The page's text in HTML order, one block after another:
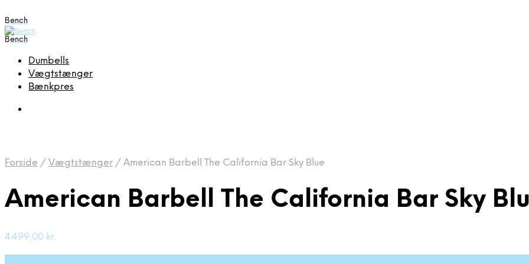
Bench
Bench
Dumbells
Vægtstænger
Bænkpres
Forside / Vægtstænger / American Barbell The California Bar Sky Blue
American Barbell The California Bar Sky
4.499,00 kr.